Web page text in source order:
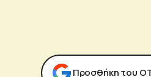
Προσθήκη του